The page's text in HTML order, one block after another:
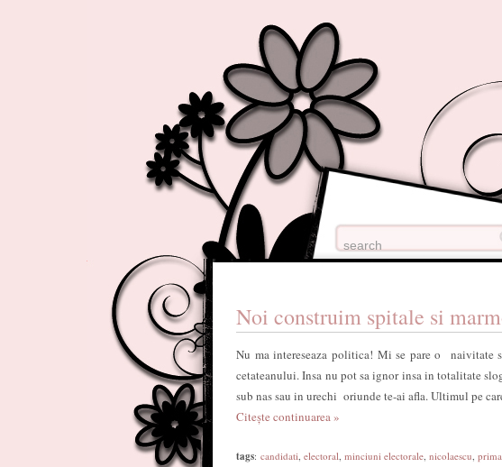
Noi construim spitale si
Nu ma intereseaza politica! Mi se pare o naivitate
cetateanului. Insa nu pot sa ignor insa in totalitate
sub nas sau in urechi oriunde te-ai afla. Ultimul pe
Citește continuarea »
tags: candidati, electoral, minciuni electorale, nicolaescu,